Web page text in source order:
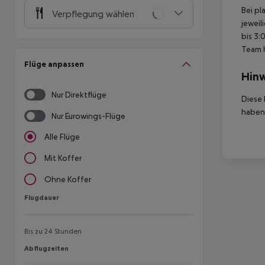
Verpflegung wählen
Flüge anpassen
Nur Direktflüge
Nur Eurowings-Flüge
Alle Flüge
Mit Koffer
Ohne Koffer
Flugdauer
Flugdauer
Bis zu 24 Stunden
Abflugzeiten
Abflugzeiten
Bei
bis
Team
Diese